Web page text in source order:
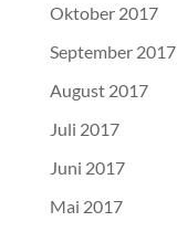
Oktober 2017
September 2017
August 2017
Juli 2017
Juni 2017
Mai 2017